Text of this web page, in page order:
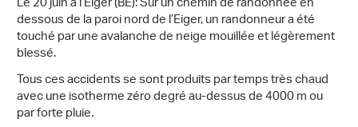
dessous de la paroi nord de l’Eiger, un randonneur a été
touché par une avalanche de neige mouillée et légèrement
blessé.
Tous ces accidents se sont produits par temps très chaud
avec une isotherme zéro degré au-dessus de 4000 m ou
par forte pluie.